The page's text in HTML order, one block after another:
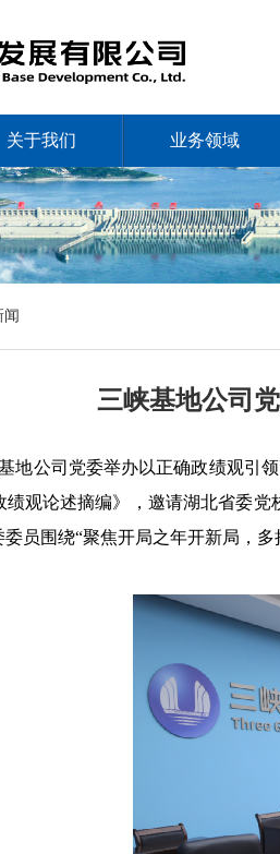
关于我们 业务领域
闻
三峡基地公司
公司党委举办以正确政绩观引领
观论述摘编》，邀请湖北省委
员围绕“聚焦开局之年开新局，